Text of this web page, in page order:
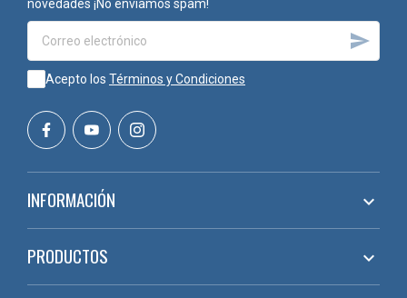
novedades ¡No enviamos spam!

Acepto los Términos y Condiciones
INFORMACIÓN 
PRODUCTOS 